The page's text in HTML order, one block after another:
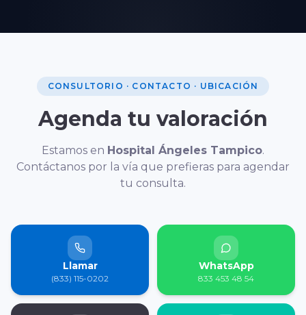
CONSULTORIO · CONTACTO · UBICACIÓN
Agenda tu valoración
Estamos en Hospital Ángeles Tampico.
Contáctanos por la vía que prefieras para agendar
tu consulta.
Llamar
(833) 115-0202
WhatsApp
833 453 48 54